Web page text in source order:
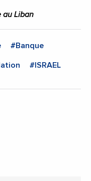
au Liban
#Banque
#ISRAEL